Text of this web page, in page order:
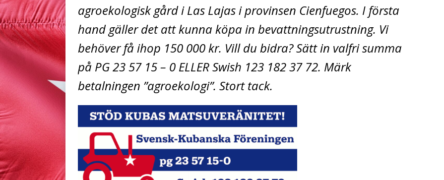
agroekologisk gård i Las Lajas i provinsen Cienfuegos. I första
hand gäller det att kunna köpa in bevattningsutrustning. Vi
behöver få ihop 150 000 kr. Vill du bidra? Sätt in valfri summa
på PG 23 57 15 – 0 ELLER Swish 123 182 37 72. Märk
betalningen ”agroekologi”. Stort tack.